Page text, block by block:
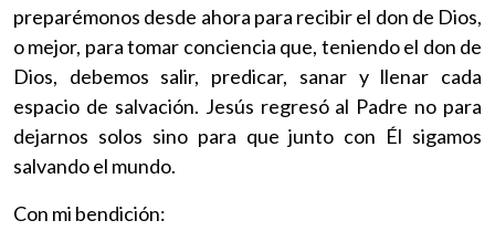
preparémonos desde ahora para recibir el don de Dios,
o mejor, para tomar conciencia que, teniendo el don de
Dios, debemos salir, predicar, sanar y llenar cada
espacio de salvación. Jesús regresó al Padre no para
dejarnos solos sino para que junto con Él sigamos
salvando el mundo.
Con mi bendición: